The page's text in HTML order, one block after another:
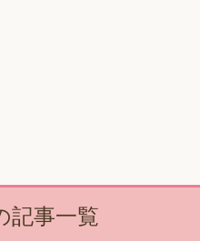
記事一覧